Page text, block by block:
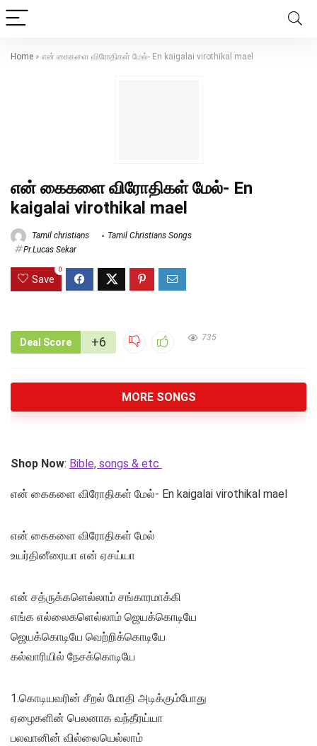
Home » என் கைகளை விரோதிகள் மேல்- En kaigalai virothikal mael
என் கைகளை விரோதிகள் மேல்- En
kaigalai virothikal mael
Tamil christians
Tamil Christians Songs
Pr.Lucas Sekar
Save
0
Deal Score +6 735
MORE SONGS
Shop Now: Bible, songs & etc
என் கைகளை விரோதிகள் மேல்- En kaigalai virothikal mael
என் கைகளை விரோதிகள் மேல்
உயர்தினீரையா என் ஏசய்யா
என் சத்ருக்களெல்லாம் சங்காரமாக்கி
எங்க எல்லைகளெல்லாம் ஜெயக்கொடியே
ஜெயக்கொடியே வெற்றிக்கொடியே
கல்வாரியில் நேசக்கொடியே
1.கொடியவரின் சீறல் மோதி அடிக்கும்போது
ஏழைகளின் பெலனாக வந்தீரய்யா
பலவானின் வில்லையெல்லாம்